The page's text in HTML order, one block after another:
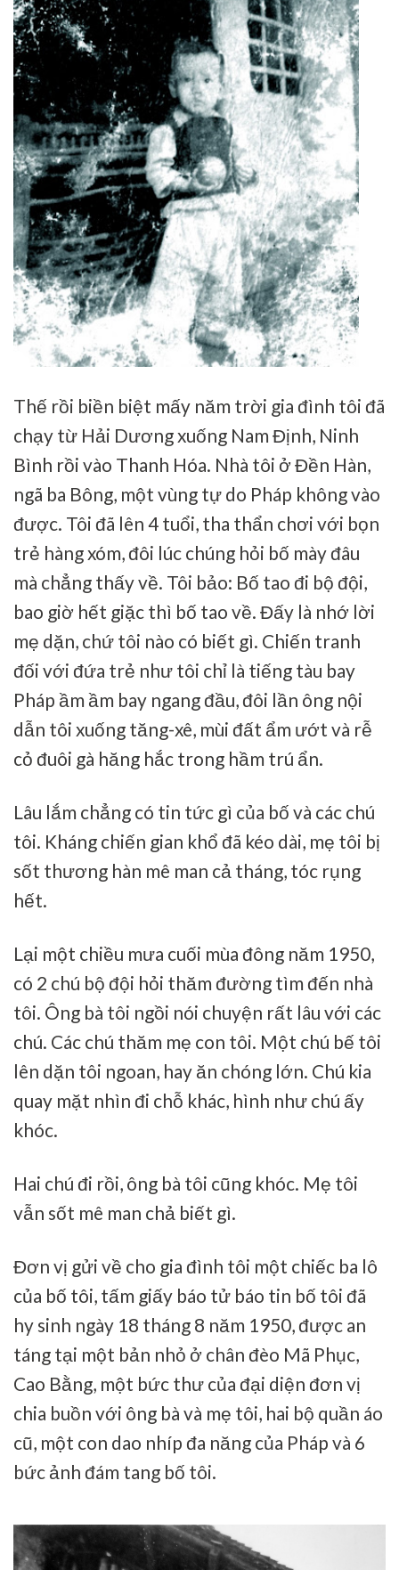
Thế rồi biền biệt mấy năm trời gia đình tôi đã
chạy từ Hải Dương xuống Nam Định, Ninh
Bình rồi vào Thanh Hóa. Nhà tôi ở Đền Hàn,
ngã ba Bông, một vùng tự do Pháp không vào
được. Tôi đã lên 4 tuổi, tha thẩn chơi với bọn
trẻ hàng xóm, đôi lúc chúng hỏi bố mày đâu
mà chẳng thấy về. Tôi bảo: Bố tao đi bộ đội,
bao giờ hết giặc thì bố tao về. Đấy là nhớ lời
mẹ dặn, chứ tôi nào có biết gì. Chiến tranh
đối với đứa trẻ như tôi chỉ là tiếng tàu bay
Pháp ầm ầm bay ngang đầu, đôi lần ông nội
dẫn tôi xuống tăng-xê, mùi đất ẩm ướt và rễ
cỏ đuôi gà hăng hắc trong hầm trú ẩn.
Lâu lắm chẳng có tin tức gì của bố và các chú
tôi. Kháng chiến gian khổ đã kéo dài, mẹ tôi bị
sốt thương hàn mê man cả tháng, tóc rụng
hết.
Lại một chiều mưa cuối mùa đông năm 1950,
có 2 chú bộ đội hỏi thăm đường tìm đến nhà
tôi. Ông bà tôi ngồi nói chuyện rất lâu với các
chú. Các chú thăm mẹ con tôi. Một chú bế tôi
lên dặn tôi ngoan, hay ăn chóng lớn. Chú kia
quay mặt nhìn đi chỗ khác, hình như chú ấy
khóc.
Hai chú đi rồi, ông bà tôi cũng khóc. Mẹ tôi
vẫn sốt mê man chả biết gì.
Đơn vị gửi về cho gia đình tôi một chiếc ba lô
của bố tôi, tấm giấy báo tử báo tin bố tôi đã
hy sinh ngày 18 tháng 8 năm 1950, được an
táng tại một bản nhỏ ở chân đèo Mã Phục,
Cao Bằng, một bức thư của đại diện đơn vị
chia buồn với ông bà và mẹ tôi, hai bộ quần áo
cũ, một con dao nhíp đa năng của Pháp và 6
bức ảnh đám tang bố tôi.